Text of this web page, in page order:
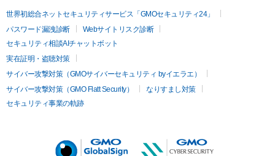
世界初総合ネットセキュリティサービス「GMOセキュリティ24」
パスワード漏洩診断
Webサイトリスク診断
セキュリティ相談AIチャットボット
実在証明・盗聴対策
サイバー攻撃対策（GMOサイバーセキュリティ byイエラエ）
サイバー攻撃対策（GMO Flatt Security）
なりすまし対策
セキュリティ事業の軌跡